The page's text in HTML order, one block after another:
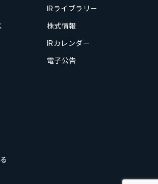
IRライブラリー
株式情報
IRカレンダー
電子公告